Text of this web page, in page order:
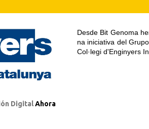
DigitalAhora
Desde Bit Genoma
na iniciativa del
Col·legi d'Enginyers